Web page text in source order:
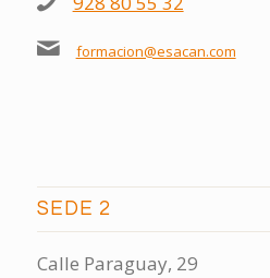
formacion@esacan.com
SEDE 2
Calle Paraguay, 29